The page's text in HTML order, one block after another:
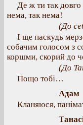
Де ж ти так
нема, так нема!
(До
І ще паскудь
собачим голосом з
коршми, скорий до
(До
Пощо тобі…
Адам
Кланяюся,